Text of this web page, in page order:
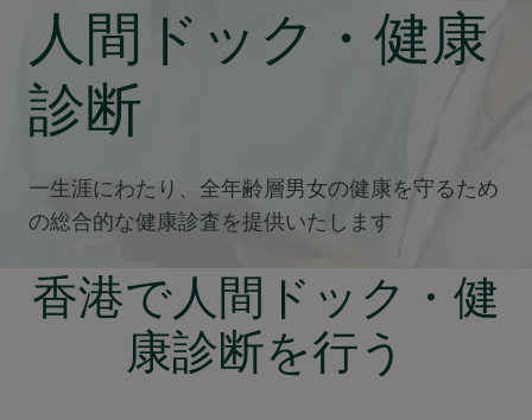
人間ドック・健康
診断
一生涯にわたり、全年齢層男女の健康を守るため
の総合的な健康診査を提供いたします
香港で人間ドック・健
康診断を行う